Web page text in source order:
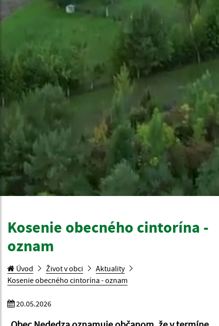
Kosenie obecného cintorína -
oznam
Úvod Život v obci
Aktuality
Kosenie obecného cintorína - oznam
20.05.2026